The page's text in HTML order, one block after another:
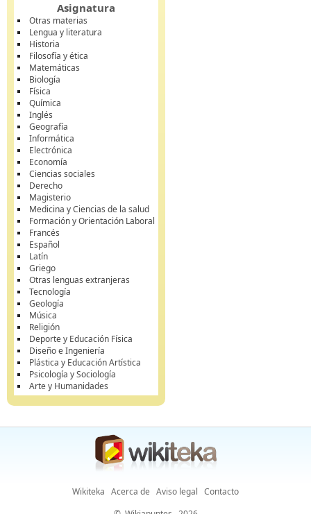
Asignatura
Otras materias
Lengua y literatura
Historia
Filosofía y ética
Matemáticas
Biología
Física
Química
Inglés
Geografía
Informática
Electrónica
Economía
Ciencias sociales
Derecho
Magisterio
Medicina y Ciencias de la salud
Formación y Orientación Laboral
Francés
Español
Latín
Griego
Otras lenguas extranjeras
Tecnología
Geología
Música
Religión
Deporte y Educación Física
Diseño e Ingeniería
Plástica y Educación Artística
Psicología y Sociología
Arte y Humanidades
Wikiteka Acerca de Aviso legal Contacto